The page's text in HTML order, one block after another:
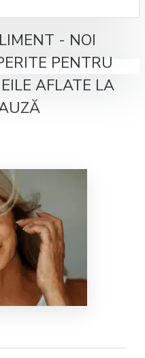
- NOI
PENTRU
AFLATE LA